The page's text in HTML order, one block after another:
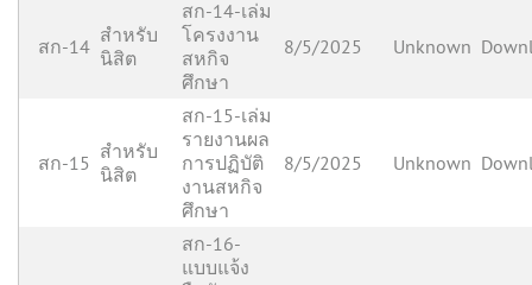
สก-14 สำหรับ
นิสิต
สก-14-เล่ม
โครงงาน
สหกิจ
ศึกษา
8/5/2025 Unknown
สก-15 สำหรับ
นิสิต
สก-15-เล่ม
รายงานผล
การปฏิบัติ
งานสหกิจ
ศึกษา
8/5/2025 Unknown
สก-16-
แบบแจ้ง